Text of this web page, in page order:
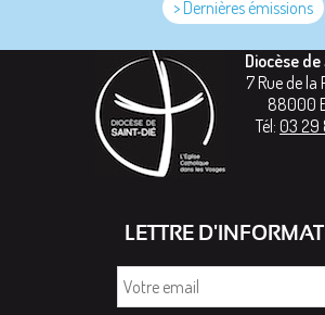
> Dernières émissions
Diocèse
7 Rue de la
88000
Tél: 03 29
LETTRE